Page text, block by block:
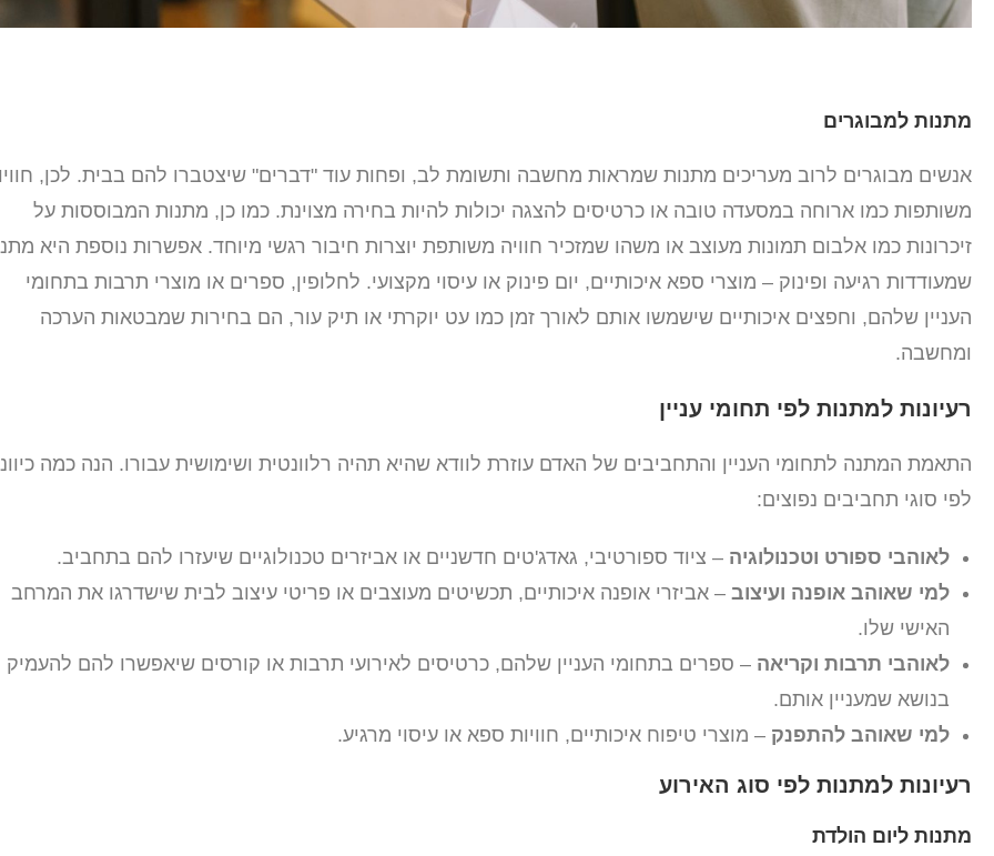
מתנות למבוגרים
אנשים מבוגרים לרוב מעריכים מתנות שמראות מחשבה ותשומת לב, ופחות עוד "דברים" שיצטברו להם בבית. לכן,
משותפות כמו ארוחה במסעדה טובה או כרטיסים להצגה יכולות להיות בחירה מצוינת. כמו כן, מתנות המבוססות על
זיכרונות כמו אלבום תמונות מעוצב או משהו שמזכיר חוויה משותפת יוצרות חיבור רגשי מיוחד. אפשרות נוספת היא
שמעודדות רגיעה ופינוק – מוצרי ספא איכותיים, יום פינוק או עיסוי מקצועי. לחלופין, ספרים או מוצרי תרבות בתחומי
העניין שלהם, וחפצים איכותיים שישמשו אותם לאורך זמן כמו עט יוקרתי או תיק עור, הם בחירות שמבטאות הערכה
ומחשבה.
רעיונות למתנות לפי תחומי עניין
התאמת המתנה לתחומי העניין והתחביבים של האדם עוזרת לוודא שהיא תהיה רלוונטית ושימושית עבורו. הנה כמה
לפי סוגי תחביבים נפוצים:
לאוהבי ספורט וטכנולוגיה – ציוד ספורטיבי, גאדג'טים חדשניים או אביזרים טכנולוגיים שיעזרו להם בתחביב.
למי שאוהב אופנה ועיצוב – אביזרי אופנה איכותיים, תכשיטים מעוצבים או פריטי עיצוב לבית שישדרגו את המרחב
האישי שלו.
לאוהבי תרבות וקריאה – ספרים בתחומי העניין שלהם, כרטיסים לאירועי תרבות או קורסים שיאפשרו להם להעמיק
בנושא שמעניין אותם.
למי שאוהב להתפנק – מוצרי טיפוח איכותיים, חוויות ספא או עיסוי מרגיע.
רעיונות למתנות לפי סוג האירוע
מתנות ליום הולדת